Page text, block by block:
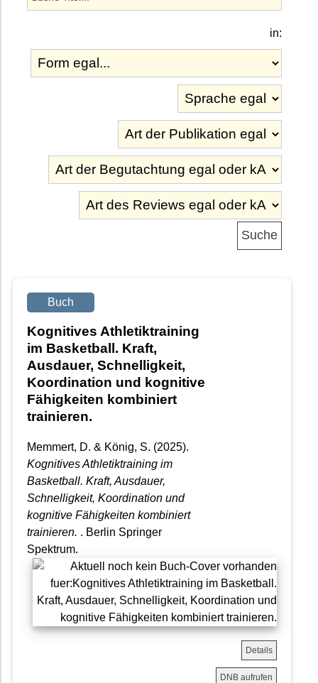
in:
Buch
Kognitives Athletiktraining
im Basketball. Kraft,
Ausdauer, Schnelligkeit,
Koordination und kognitive
Fähigkeiten kombiniert
trainieren.
Memmert, D. & König, S. (2025).
Kognitives Athletiktraining im
Basketball. Kraft, Ausdauer,
Schnelligkeit, Koordination und
kognitive Fähigkeiten kombiniert
trainieren. . Berlin Springer
Spektrum.
Details
DNB aufrufen